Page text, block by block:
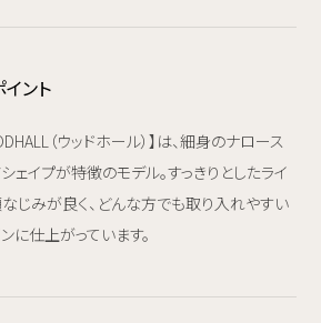
ント
（ウッドホール）】は、細身のナロース
ェイプが特徴のモデル。すっきりとしたライ
じみが良く、どんな方でも取り入れやすい
に仕上がっています。